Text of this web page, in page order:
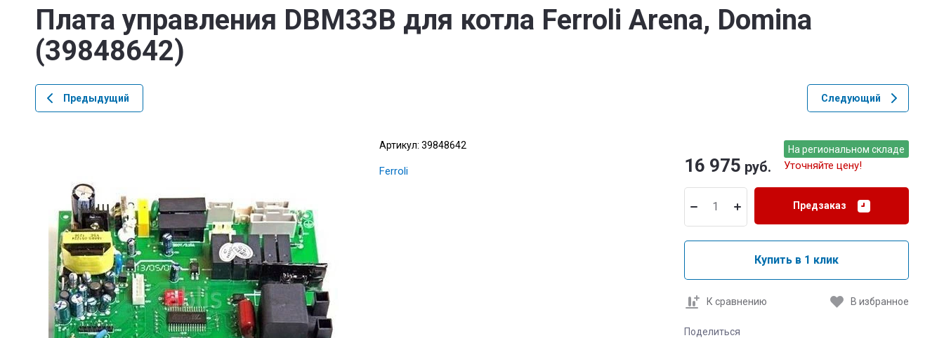
Плата управления DBM33B для котла Ferroli Arena, Domina
(39848642)
Предыдущий Следующий
Артикул: 39848642
Ferroli
На региональном складе
Уточняйте цену!
16 975 руб.
Предзаказ
Купить в 1 клик
К сравнению В избранное
Поделиться